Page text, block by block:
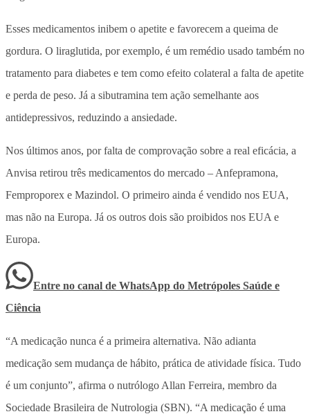
Esses medicamentos inibem o apetite e favorecem a queima de
gordura. O liraglutida, por exemplo, é um remédio usado também no
tratamento para diabetes e tem como efeito colateral a falta de apetite
e perda de peso. Já a sibutramina tem ação semelhante aos
antidepressivos, reduzindo a ansiedade.
Nos últimos anos, por falta de comprovação sobre a real eficácia, a
Anvisa retirou três medicamentos do mercado – Anfepramona,
Femproporex e Mazindol. O primeiro ainda é vendido nos EUA,
mas não na Europa. Já os outros dois são proibidos nos EUA e
Europa.
Entre no canal de WhatsApp do Metrópoles Saúde e
Ciência
“A medicação nunca é a primeira alternativa. Não adianta
medicação sem mudança de hábito, prática de atividade física. Tudo
é um conjunto”, afirma o nutrólogo Allan Ferreira, membro da
Sociedade Brasileira de Nutrologia (SBN). “A medicação é uma